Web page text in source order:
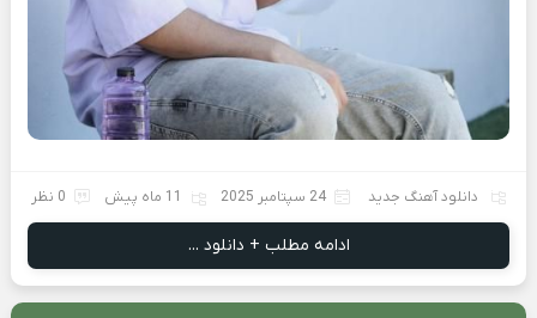
دانلود آهنگ جدید 24 سپتامبر 2025 11 ماه پیش 0 نظر
ادامه مطلب + دانلود ...